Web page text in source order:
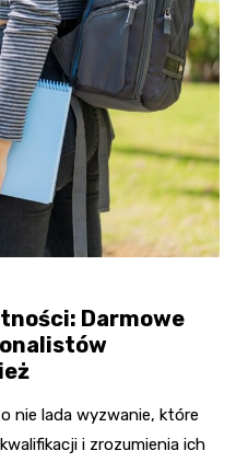
Darmowe
nie lada wyzwanie, które
i zrozumienia ich